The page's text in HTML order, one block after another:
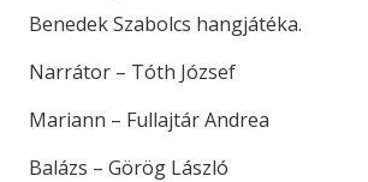
Benedek Szabolcs hangjátéka.
Narrátor – Tóth József
Mariann – Fullajtár Andrea
Balázs – Görög László